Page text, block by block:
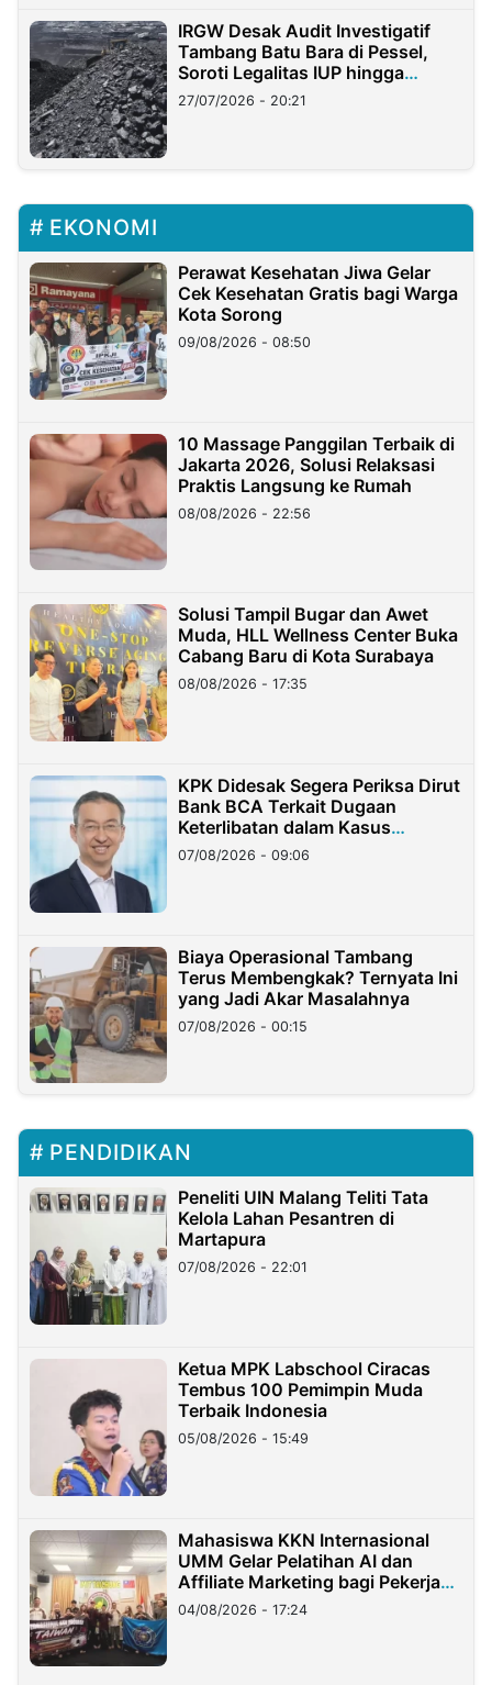
IRGW Desak Audit Investigatif
Tambang Batu Bara di Pessel,
Soroti Legalitas IUP hingga
Stockpile
27/07/2026 - 20:21
EKONOMI
Perawat Kesehatan Jiwa Gelar
Cek Kesehatan Gratis bagi Warga
Kota Sorong
09/08/2026 - 08:50
10 Massage Panggilan Terbaik di
Jakarta 2026, Solusi Relaksasi
Praktis Langsung ke Rumah
08/08/2026 - 22:56
Solusi Tampil Bugar dan Awet
Muda, HLL Wellness Center Buka
Cabang Baru di Kota Surabaya
08/08/2026 - 17:35
KPK Didesak Segera Periksa Dirut
Bank BCA Terkait Dugaan
Keterlibatan dalam Kasus
Hilangnya Dana Nasabah Rp2,58
Miliar
07/08/2026 - 09:06
Biaya Operasional Tambang
Terus Membengkak? Ternyata Ini
yang Jadi Akar Masalahnya
07/08/2026 - 00:15
PENDIDIKAN
Peneliti UIN Malang Teliti Tata
Kelola Lahan Pesantren di
Martapura
07/08/2026 - 22:01
Ketua MPK Labschool Ciracas
Tembus 100 Pemimpin Muda
Terbaik Indonesia
05/08/2026 - 15:49
Mahasiswa KKN Internasional
UMM Gelar Pelatihan AI dan
Affiliate Marketing bagi Pekerja
Migran Indonesia di Taiwan
04/08/2026 - 17:24